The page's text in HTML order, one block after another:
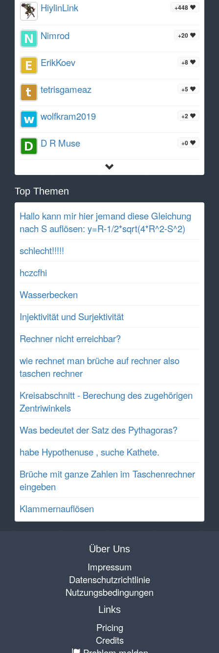
+448
HiylinLink
+20
Nimrod
+8
ErikKoev
+5
tetrisgameaz
+2
wolfkram2019
+0
D R Muse
Top Themen
Hallo kann mir hier jemand diese Gleichung
nach S auflösen: y=R-1/2*sqrt(4*R^2-S^2)
schlecht!!!!!
hczcfhi
Wasserbecken
Injektivität und Surjektivität
Rechner nicht erreichbar?
wie rechnet man brüche auf rechner also
taschen rechner
Kreisabschnitt - Berechung des zugehörigen
Zentriwinkels
Was bedeutet der Satz des Pythagoras?
habe Hypothenuse , suche Kathete.
Brüche mit ganze Zahlen im Taschenrechner
eingeben
Klammernauflösen
Über Uns
Impressum
Datenschutzrichtlinie
Nutzungsbedingungen
Links
Pricing
Credits